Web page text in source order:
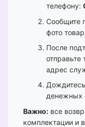
телефону:
Сообщите
фото
После
отправьте
адрес
денежных
Важно: все
комплектации и